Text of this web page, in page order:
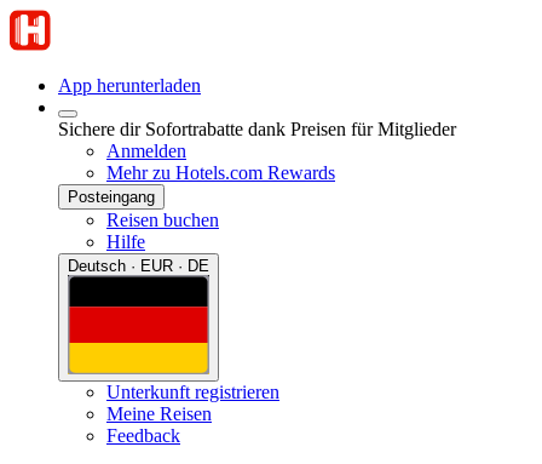
App herunterladen
Sichere dir Sofortrabatte dank Preisen für Mitglieder
Anmelden
Mehr zu Hotels.com Rewards
Posteingang
Reisen buchen
Hilfe
Deutsch · EUR · DE
Unterkunft registrieren
Meine Reisen
Feedback